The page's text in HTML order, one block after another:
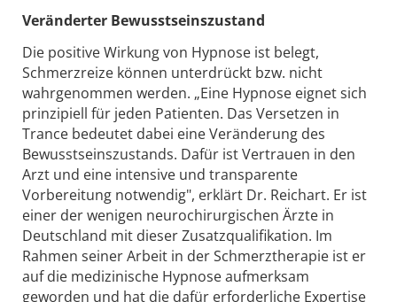
Veränderter Bewusstseinszustand
Die positive Wirkung von Hypnose ist belegt,
Schmerzreize können unterdrückt bzw. nicht
wahrgenommen werden. „Eine Hypnose eignet sich
prinzipiell für jeden Patienten. Das Versetzen in
Trance bedeutet dabei eine Veränderung des
Bewusstseinszustands. Dafür ist Vertrauen in den
Arzt und eine intensive und transparente
Vorbereitung notwendig", erklärt Dr. Reichart. Er ist
einer der wenigen neurochirurgischen Ärzte in
Deutschland mit dieser Zusatzqualifikation. Im
Rahmen seiner Arbeit in der Schmerztherapie ist er
auf die medizinische Hypnose aufmerksam
geworden und hat die dafür erforderliche Expertise